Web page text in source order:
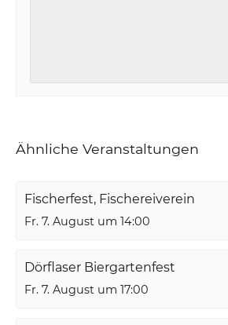
Ähnliche Veranstaltungen
Fischerfest, Fischereiverein
Fr. 7. August um 14:00
Dörflaser Biergartenfest
Fr. 7. August um 17:00